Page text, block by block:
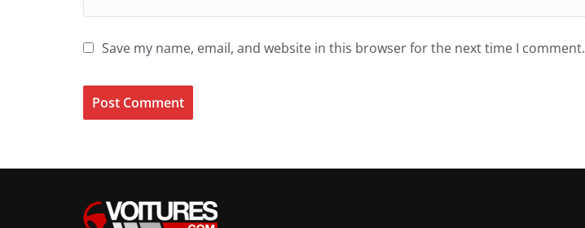
Save my name, email, and website in this browser for the next time I comment.